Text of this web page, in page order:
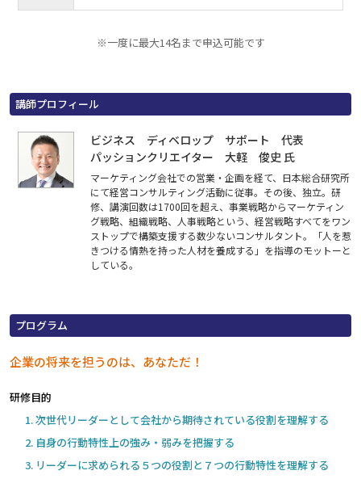
※一度に最大14名まで申込可能です
講師プロフィール
ビジネス ディベロップ サポート 代表
パッションクリエイター 大軽 俊史 氏
マーケティング会社での営業・企画を経て、日本総合研究所
にて経営コンサルティング活動に従事。その後、独立。研
修、講演回数は1700回を超え、事業戦略からマーケティン
グ戦略、組織戦略、人事戦略という、経営戦略すべてをワン
ストップで構築支援する数少ないコンサルタント。「人を惹
きつける情熱を持った人材を養成する」を指導のモットーと
している。
プログラム
企業の将来を担うのは、あなただ！
研修目的
次世代リーダーとして会社から期待されている役割を理解する
自身の行動特性上の強み・弱みを把握する
リーダーに求められる５つの役割と７つの行動特性を理解する